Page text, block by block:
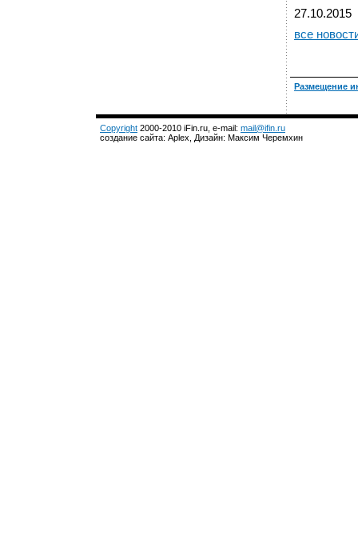
27.10.2015
все
Размещение
Copyright 2000-2010 iFin.ru, e-mail: mail@ifin.ru
создание сайта: Aplex, Дизайн: Максим Черемхин